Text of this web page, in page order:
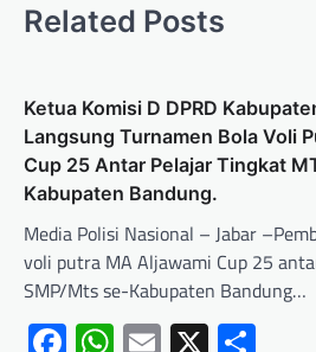
Related Posts
Ketua Komisi D DPRD
Langsung Turnamen Bola Voli
Cup 25 Antar Pelajar Tingkat
Kabupaten Bandung.
Media Polisi Nasional – Jabar
voli putra MA Aljawami Cup 25
SMP/Mts se-Kabupaten Bandung…